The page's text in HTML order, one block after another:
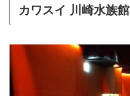
カワスイ 川崎水族館